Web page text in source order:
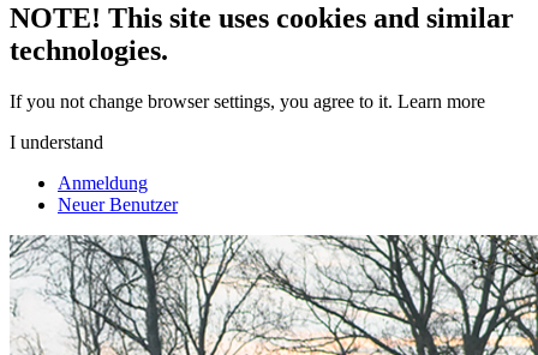
NOTE! This site uses cookies and similar
technologies.
If you not change browser settings, you agree to it. Learn more
I understand
Anmeldung
Neuer Benutzer